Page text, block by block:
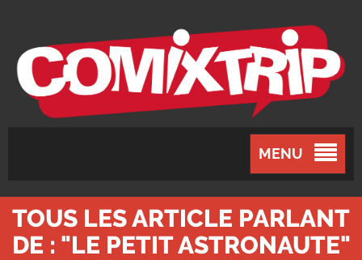
MENU
TOUS LES ARTICLE PARLANT
DE : "LE PETIT ASTRONAUTE"